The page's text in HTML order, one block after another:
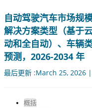
自动驾驶汽车市场规
解决方案类型（基于
动和全自动）、车辆
预测，2026-2034 年
最后更新 :March 25, 2026
概括